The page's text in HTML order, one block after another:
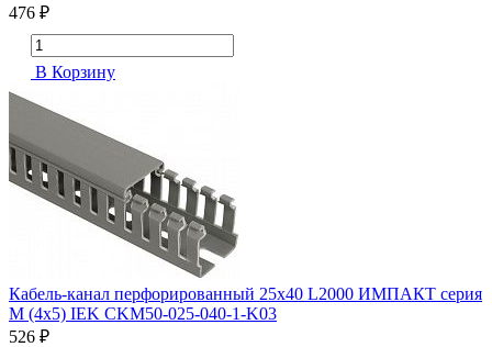
476 ₽
В Корзину
Кабель-канал перфорированный 25х40 L2000 ИМПАКТ серия
М (4х5) IEK CKM50-025-040-1-K03
526 ₽